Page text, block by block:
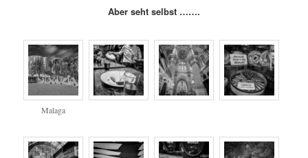
Aber seht selbst …….
Malaga